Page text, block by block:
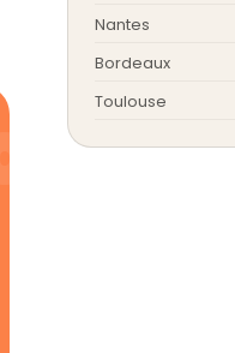
Nantes
Bordeaux
Toulouse